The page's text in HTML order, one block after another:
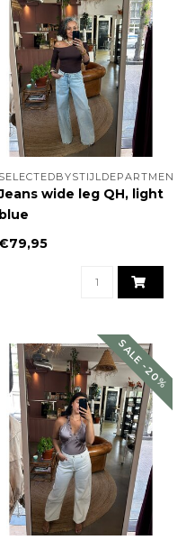
SELECTEDBYSTIJLDEPARTMENT
wide leg QH, light
blue
SALE -20%